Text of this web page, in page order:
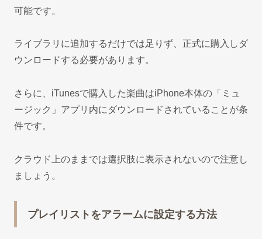
可能です。
ライブラリに追加するだけでは足りず、正式に購入しダ
ウンロードする必要があります。
さらに、iTunesで購入した楽曲はiPhone本体の「ミュ
ージック」アプリ内にダウンロードされていることが条
件です。
クラウド上のままでは選択肢に表示されないので注意し
ましょう。
プレイリストをアラームに設定する方法